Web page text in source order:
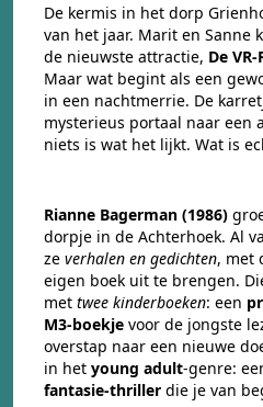
De kermis in het dorp
van het jaar. Marit en Sanne
de nieuwste attractie, De VR-
Maar wat begint als een
in een nachtmerrie. De
mysterieus portaal naar een
niets is wat het lijkt. Wat is
Rianne Bagerman (1986)
dorpje in de Achterhoek. Al
ze verhalen en gedichten, met
eigen boek uit te brengen.
met twee kinderboeken: een
M3-boekje voor de jongste
overstap naar een nieuwe
in het young adult-genre:
fantasie-thriller die je van